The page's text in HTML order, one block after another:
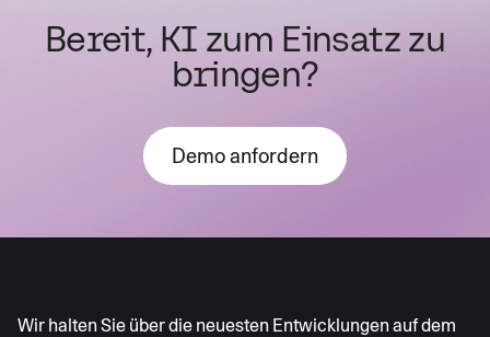
Bereit, KI zum Einsatz zu
bringen?
Demo anfordern
Wir halten Sie über die neuesten Entwicklungen auf dem